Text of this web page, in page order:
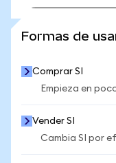
Formas de
Comprar SI
Empieza en
Vender SI
Cambia SI por